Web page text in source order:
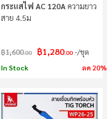
กระแสไฟ AC 120Aความยาว
สาย 4.5ม
฿1,600.00 ฿1,280.00 /ชุด
In Stock ลด 20%